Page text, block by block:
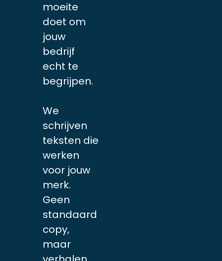
moeite
doet om
jouw
bedrijf
echt te
begrijpen.
We
schrijven
teksten die
werken
voor jouw
merk.
Geen
standaard
copy,
maar